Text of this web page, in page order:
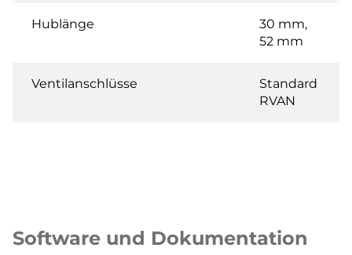
Hublänge
30 mm,
52 mm
Ventilanschlüsse
Standard
RVAN
Software und Dokumentation